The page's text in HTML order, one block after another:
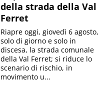
della strada della Val
Ferret
Riapre oggi, giovedì 6 agosto,
solo di giorno e solo in
discesa, la strada comunale
della Val Ferret; si riduce lo
scenario di rischio, in
movimento u...